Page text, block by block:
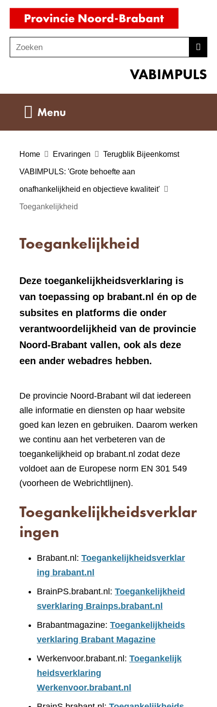
Ga
de
inhoud
o
Zoeken
VABIMPULS
Menu
Home Ervaringen Terugblik Bijeenkomst
VABIMPULS: 'Grote behoefte aan
onafhankelijkheid en objectieve kwaliteit'
Toegankelijkheid
Toegankelijkheid
Deze toegankelijkheidsverklaring is
van toepassing op brabant.nl én op de
subsites en platforms die onder
verantwoordelijkheid van de provincie
Noord-Brabant vallen, ook als deze
een ander webadres hebben.
De provincie Noord-Brabant wil dat iedereen
alle informatie en diensten op haar website
goed kan lezen en gebruiken. Daarom werken
we continu aan het verbeteren van de
toegankelijkheid op brabant.nl zodat deze
voldoet aan de Europese norm EN 301 549
(voorheen de Webrichtlijnen).
Toegankelijkheidsverklar
ingen
Brabant.nl: Toegankelijkheidsverklar
ing brabant.nl
BrainPS.brabant.nl: Toegankelijkheid
sverklaring Brainps.brabant.nl
Brabantmagazine: Toegankelijkheids
verklaring Brabant Magazine
Werkenvoor.brabant.nl: Toegankelijk
heidsverklaring
Werkenvoor.brabant.nl